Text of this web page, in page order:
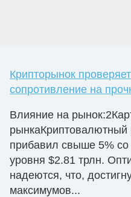
Крипторынок проверяет
сопротивление на
Влияние на
рынкаКриптовалютный
прибавил свыше 5% со
уровня $2.81 трлн.
надеются, что,
максимумов...